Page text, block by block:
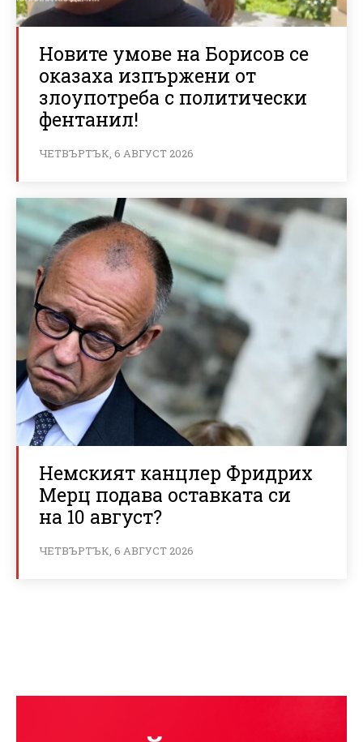
Новите умове на Борисов се
оказаха изпържени от
злоупотреба с политически
фентанил!
ЧЕТВЪРТЪК, 6 АВГУСТ 2026
Немският канцлер Фридрих
Мерц подава оставката си
на 10 август?
ЧЕТВЪРТЪК, 6 АВГУСТ 2026